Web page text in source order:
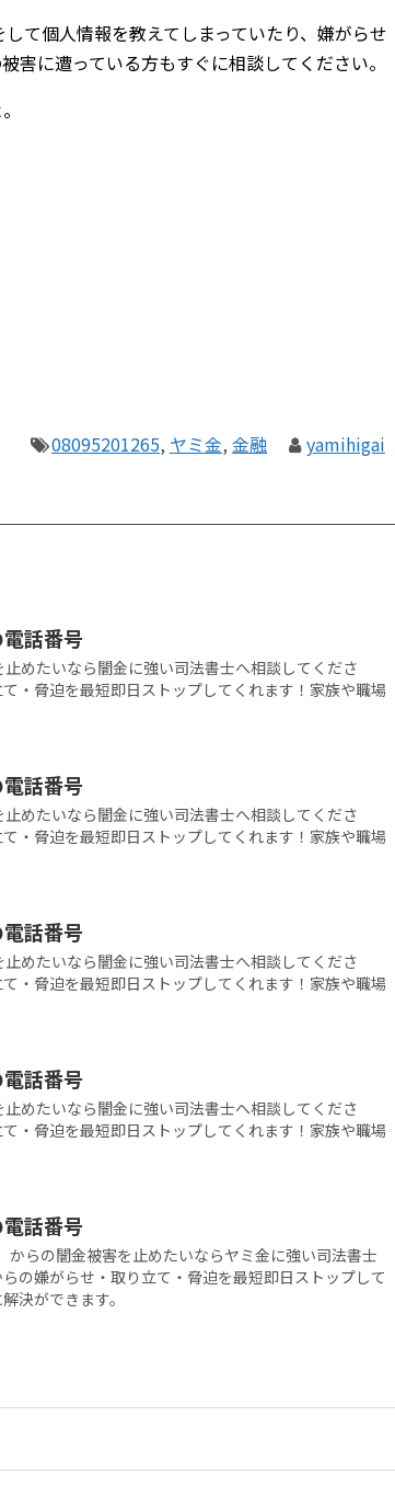
て個人情報を教えてしまっていたり、嫌がらせ
害に遭っている方もすぐに相談してください。
08095201265, ヤミ金,金融 yamihigai
話番号
めたいなら闇金に強い司法書士へ相談してくださ
・脅迫を最短即日ストップしてくれます！家族や職場
話番号
めたいなら闇金に強い司法書士へ相談してくださ
・脅迫を最短即日ストップしてくれます！家族や職場
話番号
めたいなら闇金に強い司法書士へ相談してくださ
・脅迫を最短即日ストップしてくれます！家族や職場
話番号
めたいなら闇金に強い司法書士へ相談してくださ
・脅迫を最短即日ストップしてくれます！家族や職場
話番号
らの闇金被害を止めたいならヤミ金に強い司法書士
の嫌がらせ・取り立て・脅迫を最短即日ストップして
決ができます。